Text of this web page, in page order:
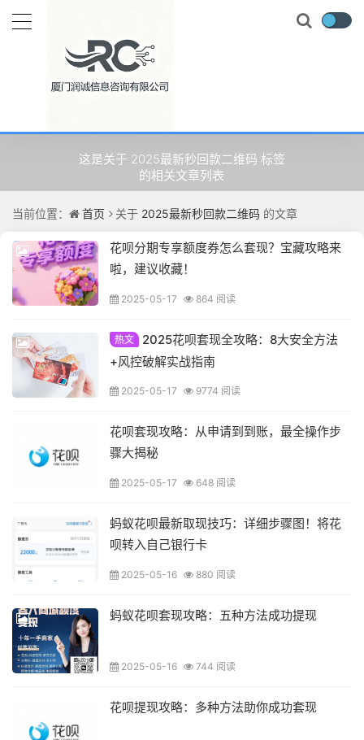
2025最新秒回款二维码
这是关于 2025最新秒回款二维码 标签
的相关文章列表
当前位置： 首页 关于 2025最新秒回款二维码 的文章
花呗分期专享额度券怎么套现？宝藏攻略来
啦，建议收藏！
2025-05-17 864 阅读
热文
2025花呗套现全攻略：8大安全方法
+风控破解实战指南
2025-05-17 9774 阅读
花呗套现攻略：从申请到到账，最全操作步
骤大揭秘
2025-05-17 648 阅读
蚂蚁花呗最新取现技巧：详细步骤图！将花
呗转入自己银行卡
2025-05-16 880 阅读
蚂蚁花呗套现攻略：五种方法成功提现
2025-05-16 744 阅读
花呗提现攻略：多种方法助你成功套现